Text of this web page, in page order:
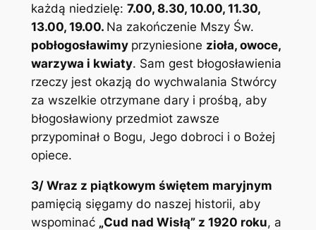
każdą niedzielę: 7.00, 8.30, 10.00, 11.30,
13.00, 19.00. Na zakończenie Mszy Św.
pobłogosławimy przyniesione zioła, owoce,
warzywa i kwiaty. Sam gest błogosławienia
rzeczy jest okazją do wychwalania Stwórcy
za wszelkie otrzymane dary i prośbą, aby
błogosławiony przedmiot zawsze
przypominał o Bogu, Jego dobroci i o Bożej
opiece.
3/ Wraz z piątkowym świętem maryjnym
pamięcią sięgamy do naszej historii, aby
wspominać „Cud nad Wisłą” z 1920 roku, a